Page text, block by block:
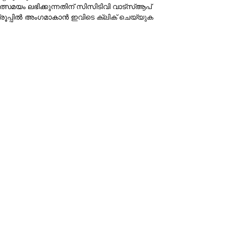
ലഭിക്കുന്നതിന് സിസിടിവി വാട്‌സ്ആപ്
അംഗമാകാന്‍ ഇവിടെ ക്ലിക് ചെയ്യുക